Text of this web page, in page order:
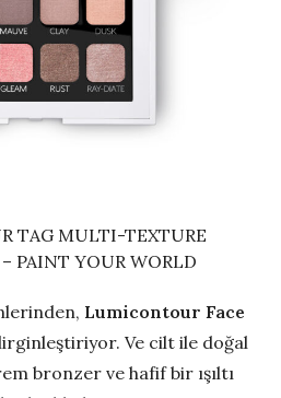
TAG MULTI-TEXTURE
PAINT YOUR WORLD
Lumicontour Face
Ve cilt ile doğal
bronzer ve hafif bir ışıltı